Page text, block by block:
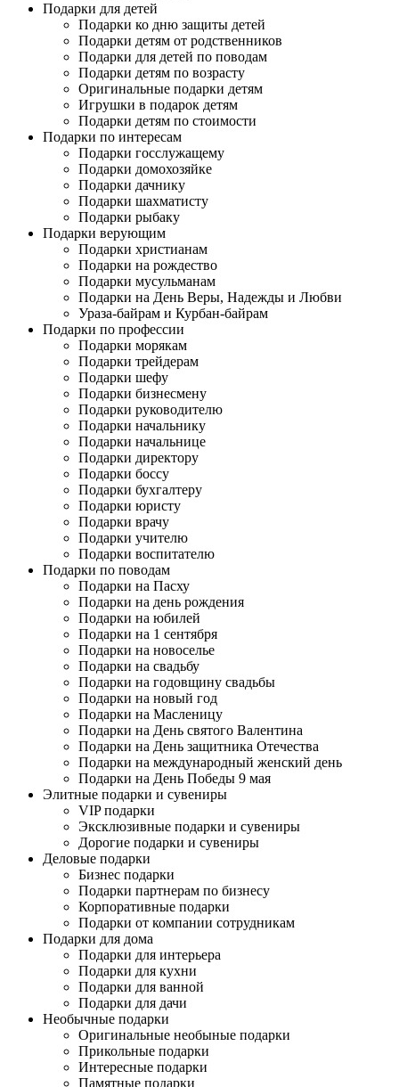
Подарки для детей
Подарки ко дню защиты детей
Подарки детям от родственников
Подарки для детей по поводам
Подарки детям по возрасту
Оригинальные подарки детям
Игрушки в подарок детям
Подарки детям по стоимости
Подарки по интересам
Подарки госслужащему
Подарки домохозяйке
Подарки дачнику
Подарки шахматисту
Подарки рыбаку
Подарки верующим
Подарки христианам
Подарки на рождество
Подарки мусульманам
Подарки на День Веры, Надежды и Любви
Ураза-байрам и Курбан-байрам
Подарки по профессии
Подарки морякам
Подарки трейдерам
Подарки шефу
Подарки бизнесмену
Подарки руководителю
Подарки начальнику
Подарки начальнице
Подарки директору
Подарки боссу
Подарки бухгалтеру
Подарки юристу
Подарки врачу
Подарки учителю
Подарки воспитателю
Подарки по поводам
Подарки на Пасху
Подарки на день рождения
Подарки на юбилей
Подарки на 1 сентября
Подарки на новоселье
Подарки на свадьбу
Подарки на годовщину свадьбы
Подарки на новый год
Подарки на Масленицу
Подарки на День святого Валентина
Подарки на День защитника Отечества
Подарки на международный женский день
Подарки на День Победы 9 мая
Элитные подарки и сувениры
VIP подарки
Эксклюзивные подарки и сувениры
Дорогие подарки и сувениры
Деловые подарки
Бизнес подарки
Подарки партнерам по бизнесу
Корпоративные подарки
Подарки от компании сотрудникам
Подарки для дома
Подарки для интерьера
Подарки для кухни
Подарки для ванной
Подарки для дачи
Необычные подарки
Оригинальные необыные подарки
Прикольные подарки
Интересные подарки
Памятные подарки